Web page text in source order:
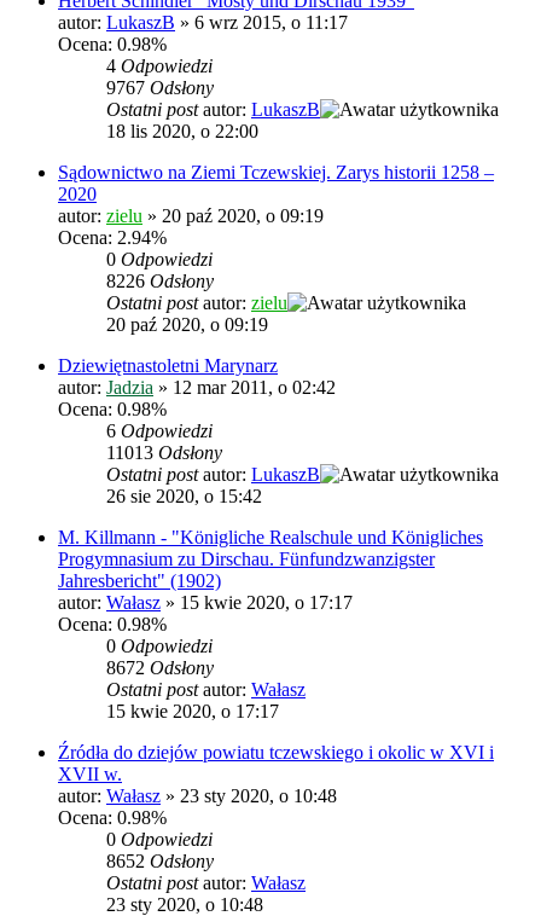
autor: LukaszB » 6 wrz 2015, o 11:17
Ocena: 0.98%
4 Odpowiedzi
9767 Odsłony
Ostatni postautor: LukaszB
18 lis 2020, o 22:00
Sądownictwo na Ziemi Tczewskiej. Zarys historii 1258 –
2020
autor: zielu » 20 paź 2020, o 09:19
Ocena: 2.94%
0 Odpowiedzi
8226 Odsłony
Ostatni postautor: zielu
20 paź 2020, o 09:19
Dziewiętnastoletni Marynarz
autor: Jadzia » 12 mar 2011, o 02:42
Ocena: 0.98%
6 Odpowiedzi
11013 Odsłony
Ostatni postautor: LukaszB
26 sie 2020, o 15:42
M. Killmann - "Königliche Realschule und Königliches
Progymnasium zu Dirschau. Fünfundzwanzigster
Jahresbericht" (1902)
autor: Wałasz » 15 kwie 2020, o 17:17
Ocena: 0.98%
0 Odpowiedzi
8672 Odsłony
Ostatni postautor: Wałasz
15 kwie 2020, o 17:17
Źródła do dziejów powiatu tczewskiego i okolic w XVI i
XVII w.
autor: Wałasz » 23 sty 2020, o 10:48
Ocena: 0.98%
0 Odpowiedzi
8652 Odsłony
Ostatni postautor: Wałasz
23 sty 2020, o 10:48